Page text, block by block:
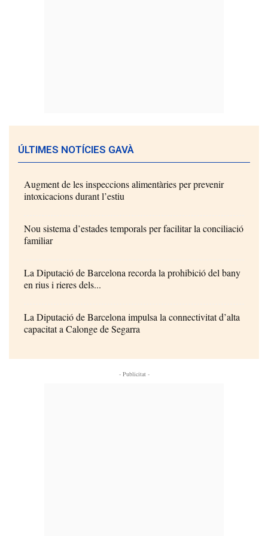
ÚLTIMES NOTÍCIES GAVÀ
Augment de les inspeccions alimentàries per prevenir
intoxicacions durant l’estiu
Nou sistema d’estades temporals per facilitar la conciliació
familiar
La Diputació de Barcelona recorda la prohibició del bany
en rius i rieres dels...
La Diputació de Barcelona impulsa la connectivitat d’alta
capacitat a Calonge de Segarra
- Publicitat -